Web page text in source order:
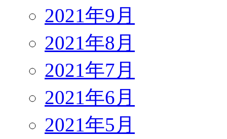
2021年9月
2021年8月
2021年7月
2021年6月
2021年5月